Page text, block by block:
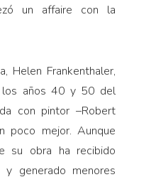
un affaire con la
Helen Frankenthaler,
los años 40 y 50 del
con pintor –Robert
poco mejor. Aunque
su obra ha recibido
y generado menores